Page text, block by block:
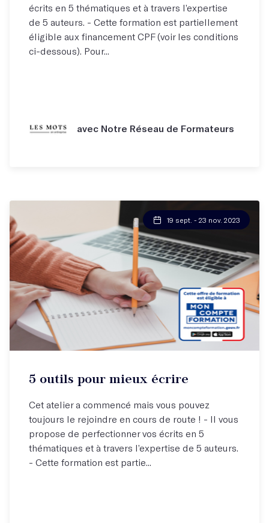
écrits en 5 thématiques et à travers l’expertise
de 5 auteurs. - Cette formation est partiellement
éligible aux financement CPF (voir les conditions
ci-dessous). Pour...
avec Notre Réseau de Formateurs
19 sept. - 23 nov. 2023
5 outils pour mieux écrire
Cet atelier a commencé mais vous pouvez
toujours le rejoindre en cours de route ! - Il vous
propose de perfectionner vos écrits en 5
thématiques et à travers l’expertise de 5 auteurs.
- Cette formation est partie...